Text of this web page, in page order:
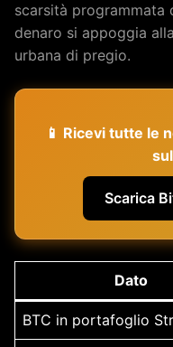
scarsità programmata
denaro si appoggia
urbana di pregio.
📱 Ricevi tutte le
Scarica
Dato
BTC in portafoglio